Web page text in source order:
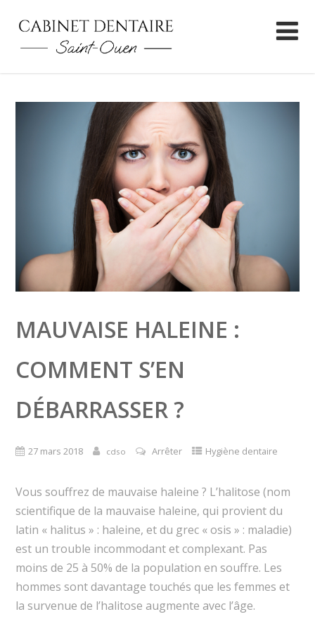
MAUVAISE HALEINE :
COMMENT S’EN
DÉBARRASSER ?
27 mars 2018 cdso Arrêter Hygiène dentaire
Vous souffrez de mauvaise haleine ? L’halitose (nom
scientifique de la mauvaise haleine, qui provient du
latin « halitus » : haleine, et du grec « osis » : maladie)
est un trouble incommodant et complexant. Pas
moins de 25 à 50% de la population en souffre. Les
hommes sont davantage touchés que les femmes et
la survenue de l’halitose augmente avec l’âge.